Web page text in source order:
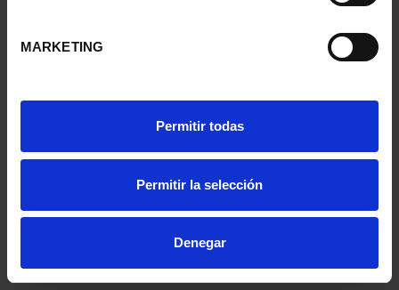
MARKETING
Permitir todas
Permitir la selección
Denegar